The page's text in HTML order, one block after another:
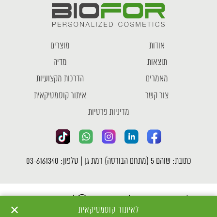
אודות
מוצרים
תוצאות
מדיה
מאמרים
הדרכות מקצועיות
צור קשר
איתור קוסמטיקאית
מדיניות פרטיות
כתובת: שוהם 5 (מתחם הבורסה) רמת גן | טלפון: 03-6161340
✕ לאיתור קוסמטיקאית